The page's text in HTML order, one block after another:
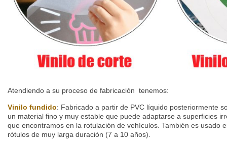
Atendiendo a su proceso de fabricación tenemos:
Vinilo fundido: Fabricado a partir de PVC líquido posteriormente
un material fino y muy estable que puede adaptarse a superficies
que encontramos en la rotulación de vehículos. También es usado
rótulos de muy larga duración (7 a 10 años).